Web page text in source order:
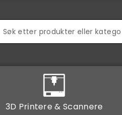
3D Printere & Scannere